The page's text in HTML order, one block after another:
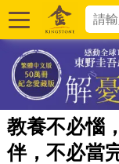
教養不必惱
伴，不必當